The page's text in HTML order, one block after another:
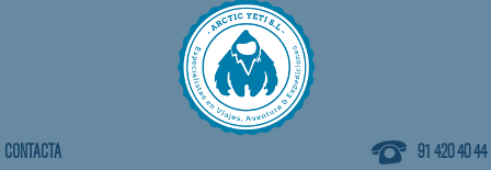
CONTACTA 91 420 40 44